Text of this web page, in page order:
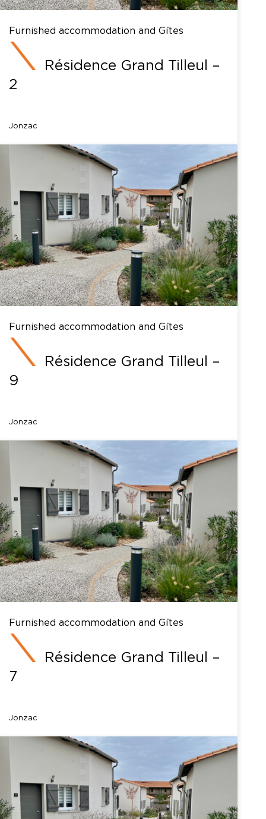
Furnished accommodation and Gîtes
Résidence Grand Tilleul –
2
Jonzac
Furnished accommodation and Gîtes
Résidence Grand Tilleul –
9
Jonzac
Furnished accommodation and Gîtes
Résidence Grand Tilleul –
7
Jonzac